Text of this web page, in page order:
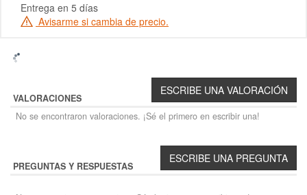
Entrega en 5 días
Avisarme si cambia de precio.
VALORACIONES
No se encontraron valoraciones. ¡Sé el primero en escribir una!
PREGUNTAS Y RESPUESTAS